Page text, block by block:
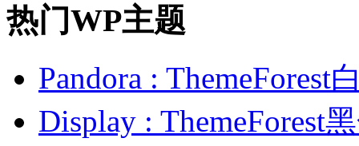
热门WP主题
Pandora : ThemeForest
Display : ThemeForest